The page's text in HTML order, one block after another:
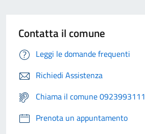
Contatta il comune
Leggi le domande frequenti
Richiedi Assistenza
Chiama il comune 0923993111
Prenota un appuntamento